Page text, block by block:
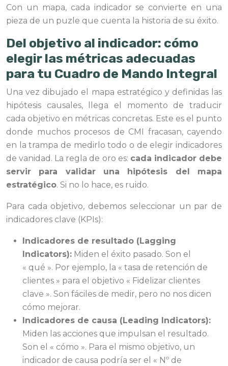
Con un mapa, cada indicador se convierte en una
pieza de un puzle que cuenta la historia de su éxito.
Del objetivo al indicador: cómo
elegir las métricas adecuadas
para tu Cuadro de Mando Integral
Una vez dibujado el mapa estratégico y definidas las
hipótesis causales, llega el momento de traducir
cada objetivo en métricas concretas. Este es el punto
donde muchos procesos de CMI fracasan, cayendo
en la trampa de medirlo todo o de elegir indicadores
de vanidad. La regla de oro es: cada indicador debe
servir para validar una hipótesis del mapa
estratégico. Si no lo hace, es ruido.
Para cada objetivo, debemos seleccionar un par de
indicadores clave (KPIs):
Indicadores de resultado (Lagging
Indicators): Miden el éxito pasado. Son el
« qué ». Por ejemplo, la « tasa de retención de
clientes » para el objetivo « Fidelizar clientes
clave ». Son fáciles de medir, pero no nos dicen
cómo mejorar.
Indicadores de causa (Leading Indicators):
Miden las acciones que impulsan el resultado.
Son el « cómo ». Para el mismo objetivo, un
indicador de causa podría ser el « Nº de